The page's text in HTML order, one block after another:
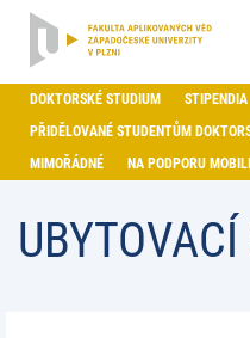
DOKTORSKÉ STUDIUM
STIPENDIA
PŘIDĚLOVANÉ STUDENTŮM
MIMOŘÁDNÉ
NA PODPORU